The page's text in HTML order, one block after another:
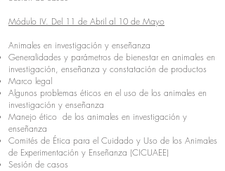
Módulo IV. Del 11 de Abril al 10 de Mayo
Animales en investigación y enseñanza
Generalidades y parámetros de bienestar en animales en
investigación, enseñanza y constatación de productos​
Marco legal​
Algunos problemas éticos en el uso de los animales en
investigación y enseñanza​
Manejo ético de los animales en investigación y
enseñanza​
Comités de Ética para el Cuidado y Uso de los Animales
de Experimentación y Enseñanza (CICUAEE)​
Sesión de casos